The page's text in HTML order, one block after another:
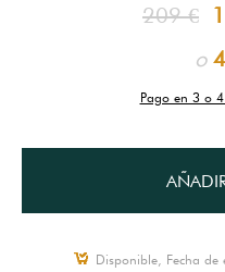
209 €
o
Pago en 3 o
Disponible, Fecha